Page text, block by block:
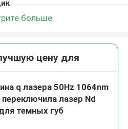
больше
цену для
q лазера 50Hz 1064nm
лазер Nd
темных губ